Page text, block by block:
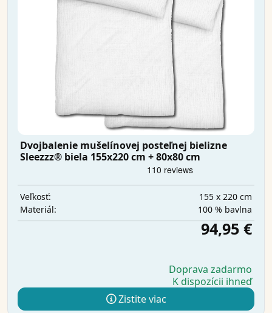
Dvojbalenie mušelínovej posteľnej bielizne
Sleezzz® biela 155x220 cm + 80x80 cm
Veľkosť:
155 x 220 cm
Materiál:
100 % bavlna
94,95 €
Doprava zadarmo
K dispozícii ihneď
Zistite viac